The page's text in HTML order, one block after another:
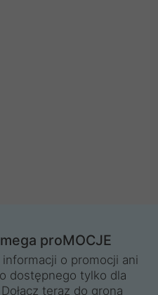
proMOCJE
o promocji ani
dostępnego tylko dla
teraz do grona